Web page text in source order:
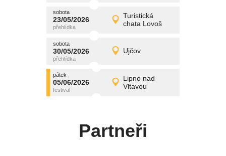
sobota
23/05/2026
Turistická
chata Lovoš
sobota
23/05/2026 Detail
promítání
sobota
30/05/2026 Ujčov
sobota
30/05/2026 Detail
promítání
pátek
05/06/2026
Lipno nad
Vltavou
pátek
05/06/2026 Detail
promítání
Partneři